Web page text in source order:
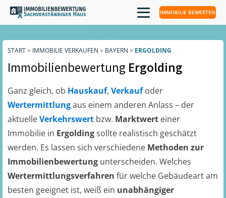
IMMOBILIE BEWERTEN
START> IMMOBILIE VERKAUFEN > BAYERN > ERGOLDING
Immobilienbewertung Ergolding
Ganz gleich, ob Hauskauf, Verkaufoder
Wertermittlungaus einem anderen Anlass – der
aktuelleVerkehrswert bzw. Marktwert einer
Immobilie in Ergoldingsollte realistisch geschätzt
werden. Es lassen sich verschiedene Methoden zur
Immobilienbewertung unterscheiden. Welches
Wertermittlungsverfahren für welche Gebäudeart am
besten geeignet ist, weiß ein unabhängiger